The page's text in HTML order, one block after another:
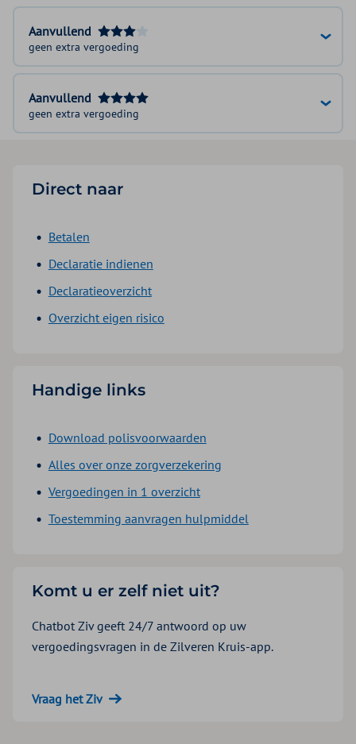
Aanvullend
geen extra vergoeding
Aanvullend
geen extra vergoeding
Direct naar
Betalen
Declaratie indienen
Declaratieoverzicht
Overzicht eigen risico
Handige links
Download polisvoorwaarden
Alles over onze zorgverzekering
Vergoedingen in 1 overzicht
Toestemming aanvragen hulpmiddel
Komt u er zelf niet uit?
Chatbot Ziv geeft 24/7 antwoord op uw
vergoedingsvragen in de Zilveren Kruis-app.
Vraag het Ziv